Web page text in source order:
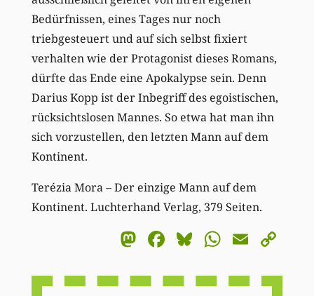
Bedürfnissen, eines Tages nur noch
triebgesteuert und auf sich selbst fixiert
verhalten wie der Protagonist dieses Romans,
dürfte das Ende eine Apokalypse sein. Denn
Darius Kopp ist der Inbegriff des egoistischen,
rücksichtslosen Mannes. So etwa hat man ihn
sich vorzustellen, den letzten Mann auf dem
Kontinent.
Terézia Mora – Der einzige Mann auf dem
Kontinent. Luchterhand Verlag, 379 Seiten.
Mastodon
Facebook
BlueskyEmail